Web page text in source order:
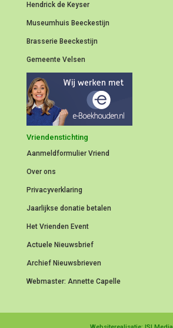
Hendrick de Keyser
Museumhuis Beeckestijn
Brasserie Beeckestijn
Gemeente Velsen
Vriendenstichting
Aanmeldformulier Vriend
Over ons
Privacyverklaring
Jaarlijkse donatie betalen
Het Vrienden Event
Actuele Nieuwsbrief
Archief Nieuwsbrieven
Webmaster: Annette Capelle